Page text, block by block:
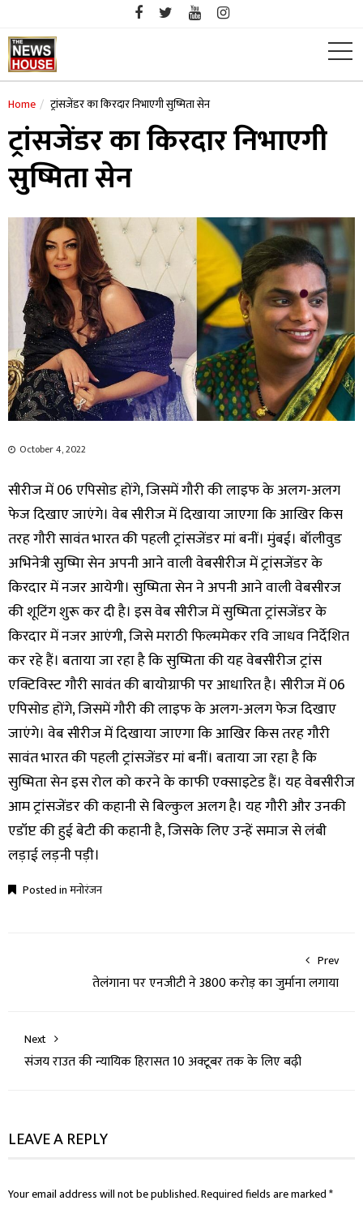
content
Home ट्रांसजेंडर का किरदार निभाएगी सुष्मिता सेन
ट्रांसजेंडर का किरदार निभाएगी
सुष्मिता सेन
October 4, 2022
सीरीज में 06 एपिसोड होंगे, जिसमें गौरी की लाइफ के अलग-अलग
फेज दिखाए जाएंगे। वेब सीरीज में दिखाया जाएगा कि आखिर किस
तरह गौरी सावंत भारत की पहली ट्रांसजेंडर मां बनीं। मुंबई। बॉलीवुड
अभिनेत्री सुष्मिा सेन अपनी आने वाली वेबसीरीज में ट्रांसजेंडर के
किरदार में नजर आयेगी। सुष्मिता सेन ने अपनी आने वाली वेबसीरज
की शूटिंग शुरू कर दी है। इस वेब सीरीज में सुष्मिता ट्रांसजेंडर के
किरदार में नजर आएंगी, जिसे मराठी फिल्ममेकर रवि जाधव निर्देशित
कर रहे हैं। बताया जा रहा है कि सुष्मिता की यह वेबसीरीज ट्रांस
एक्टिविस्ट गौरी सावंत की बायोग्राफी पर आधारित है। सीरीज में 06
एपिसोड होंगे, जिसमें गौरी की लाइफ के अलग-अलग फेज दिखाए
जाएंगे। वेब सीरीज में दिखाया जाएगा कि आखिर किस तरह गौरी
सावंत भारत की पहली ट्रांसजेंडर मां बनीं। बताया जा रहा है कि
सुष्मिता सेन इस रोल को करने के काफी एक्साइटेड हैं। यह वेबसीरीज
आम ट्रांसजेंडर की कहानी से बिल्कुल अलग है। यह गौरी और उनकी
एडॉप्ट की हुई बेटी की कहानी है, जिसके लिए उन्हें समाज से लंबी
लड़ाई लड़नी पड़ी।
Posted inमनोरंजन
Prev
तेलंगाना पर एनजीटी ने 3800 करोड़ का जुर्माना लगाया
Next
संजय राउत की न्यायिक हिरासत 10 अक्टूबर तक के लिए बढ़ी
LEAVE A REPLY
Your email address will not be published.Required fields are marked*